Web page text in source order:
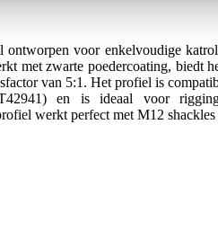
voor enkelvoudige
met zwarte poedercoating, biedt
van 5:1. Het profiel is
en is ideaal voor
werkt perfect met M12